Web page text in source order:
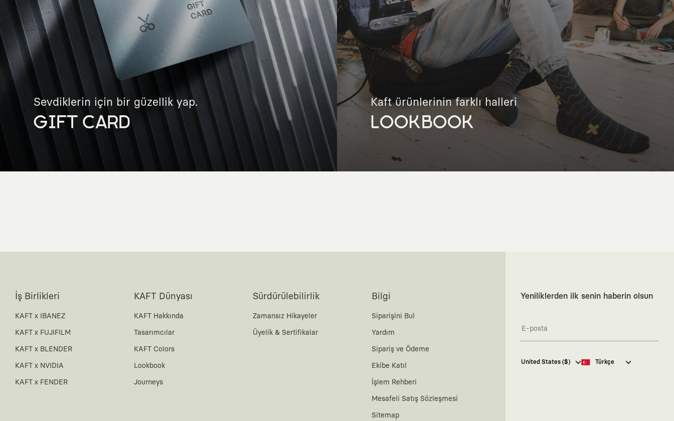
Sevdiklerin için bir güzellik yap.
GIFT CARD
Kaft ürünlerinin farklı halleri
LOOKBOOK
İş Birlikleri
KAFT x IBANEZ
KAFT x FUJIFILM
KAFT x BLENDER
KAFT x NVIDIA
KAFT x FENDER
KAFT Dünyası
KAFT Hakkında
Tasarımcılar
KAFT Colors
Lookbook
Journeys
Sürdürülebilirlik
Zamansız Hikayeler
Üyelik & Sertifikalar
Bilgi
Siparişini Bul
Yardım
Sipariş ve Ödeme
Ekibe Katıl
İşlem Rehberi
Mesafeli Satış Sözleşmesi
Sitemap
Yeniliklerden ilk senin haberin olsun
Kaft Tasarım Tekstil Sanayi ve
United States ($) Türkçe